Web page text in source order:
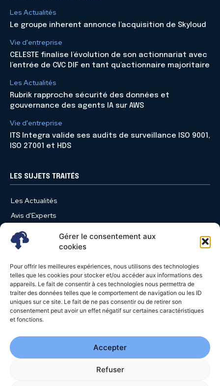
Gérer le consentement aux
cookies
Pour offrir les meilleures expériences, nous utilisons des technologies
telles que les cookies pour stocker et/ou accéder aux informations des
appareils. Le fait de consentir à ces technologies nous permettra de
traiter des données telles que le comportement de navigation ou les ID
uniques sur ce site. Le fait de ne pas consentir ou de retirer son
consentement peut avoir un effet négatif sur certaines caractéristiques
et fonctions.
Accepter
Refuser
Les Actualités
Le groupe inherent annonce l’acquisition de Skyloud
Vie d'entreprise
CELESTE finalise l’évolution de son actionnariat avec
l’entrée de CVC DIF en tant qu’actionnaire majoritaire
Les Actualités
Rubrik rapproche sécurité des données et
gouvernance des agents IA sur AWS
Vie d'entreprise
ITS Integra valide ses audits de surveillance ISO 9001,
ISO 27001 et HDS
LES SUJETS TRAITÉS
Les Actualités
Avis d'Experts
Produits et Services
Vie d'entreprise
Nominations
Études
Évènements
Video News